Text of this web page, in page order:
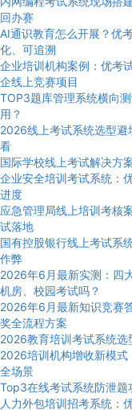
回办赛
AI通识教育怎么开展？优
化、可追溯
企业培训机构案例：优考
企线上竞赛项目
TOP3题库管理系统横向
用？
2026线上考试系统选型
看
国际学校线上考试解决方
企业安全培训考试系统：
进度
应急管理局线上培训考核
试落地
国有控股银行线上考试系
作弊
2026年6月最新实测：四
机房、校园考试吗？
2026年6月最新知识竞赛
奖全流程方案
2026教育培训考试系统选
2026培训机构增收新模
全场景
Top3在线考试系统防泄题
人力外包培训招考系统：